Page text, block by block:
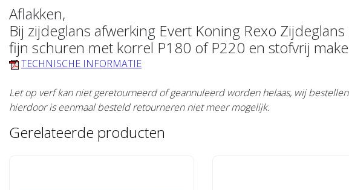
Aflakken,
Bij zijdeglans afwerking Evert Koning Rexo
fijn schuren met korrel P180 of P220 en stofvrij
TECHNISCHE INFORMATIE
Let op verf kan niet geretourneerd of geannuleerd worden helaas, wij
hierdoor is eenmaal besteld retourneren niet meer mogelijk.
Gerelateerde producten